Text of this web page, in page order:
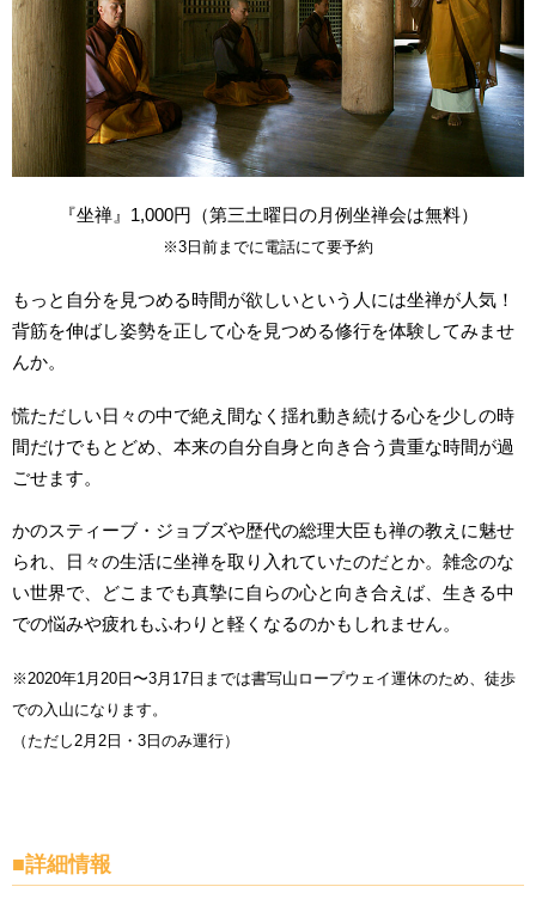
『坐禅』1,000円（第三土曜日の月例坐禅会は無料）
※3日前までに電話にて要予約
もっと自分を見つめる時間が欲しいという人には坐禅が人気！
背筋を伸ばし姿勢を正して心を見つめる修行を体験してみませ
んか。
慌ただしい日々の中で絶え間なく揺れ動き続ける心を少しの時
間だけでもとどめ、本来の自分自身と向き合う貴重な時間が過
ごせます。
かのスティーブ・ジョブズや歴代の総理大臣も禅の教えに魅せ
られ、日々の生活に坐禅を取り入れていたのだとか。雑念のな
い世界で、どこまでも真摯に自らの心と向き合えば、生きる中
での悩みや疲れもふわりと軽くなるのかもしれません。
※2020年1月20日〜3月17日までは書写山ロープウェイ運休のため、徒歩
での入山になります。
（ただし2月2日・3日のみ運行）
■詳細情報